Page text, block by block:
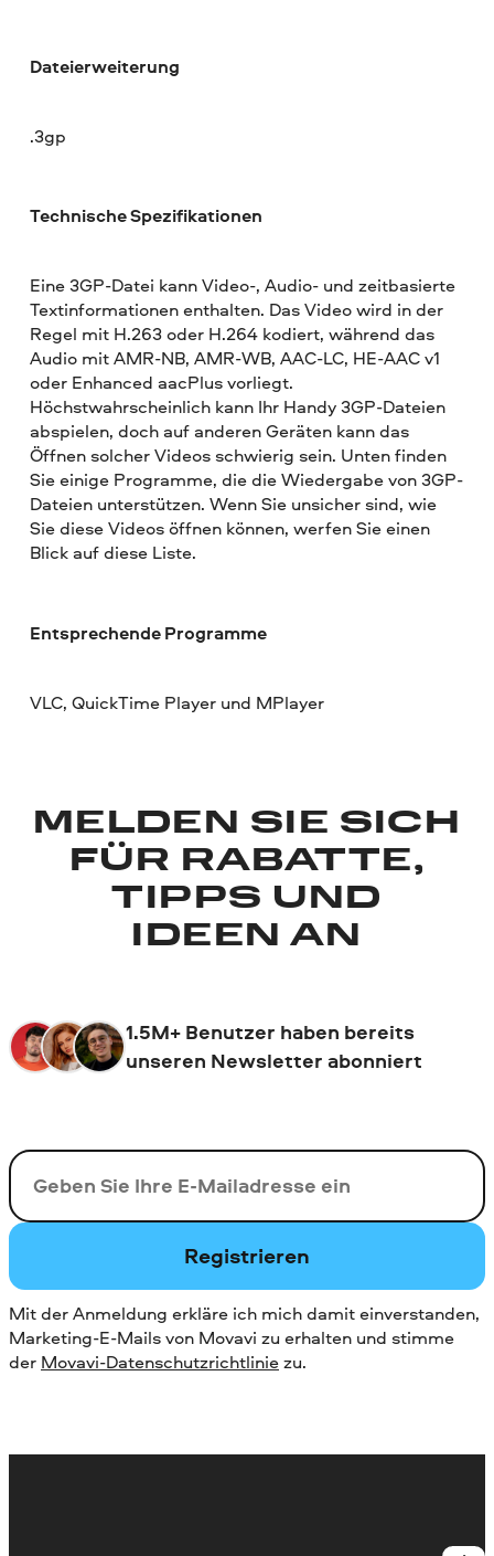
Dateierweiterung
.3gp
Technische Spezifikationen
Eine 3GP-Datei kann Video-, Audio- und zeitbasierte
Textinformationen enthalten. Das Video wird in der
Regel mit H.263 oder H.264 kodiert, während das
Audio mit AMR-NB, AMR-WB, AAC-LC, HE-AAC v1
oder Enhanced aacPlus vorliegt.
Höchstwahrscheinlich kann Ihr Handy 3GP-Dateien
abspielen, doch auf anderen Geräten kann das
Öffnen solcher Videos schwierig sein. Unten finden
Sie einige Programme, die die Wiedergabe von 3GP-
Dateien unterstützen. Wenn Sie unsicher sind, wie
Sie diese Videos öffnen können, werfen Sie einen
Blick auf diese Liste.
Entsprechende Programme
VLC, QuickTime Player und MPlayer
MELDEN SIE SICH
FÜR RABATTE,
TIPPS UND
IDEEN AN
1.5M+ Benutzer haben bereits
unseren Newsletter abonniert
Ihre E-Mail-Addresse
Registrieren
Mit der Anmeldung erkläre ich mich damit einverstanden,
Marketing-E-Mails von Movavi zu erhalten und stimme
der Movavi-Datenschutzrichtliniezu.